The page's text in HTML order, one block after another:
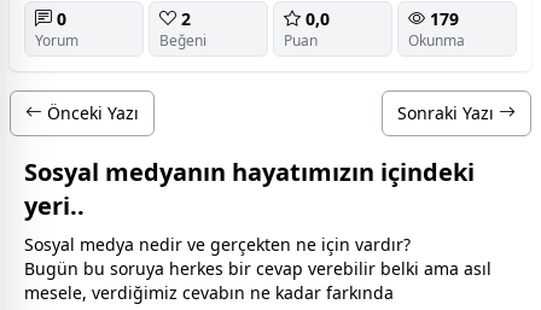
0
Yorum
2
Beğeni
0,0
Puan
179
Okunma
Önceki Yazı Sonraki Yazı
Sosyal medyanın hayatımızın içindeki
yeri..
Sosyal medya nedir ve gerçekten ne için vardır?
Bugün bu soruya herkes bir cevap verebilir belki ama asıl
mesele, verdiğimiz cevabın ne kadar farkında